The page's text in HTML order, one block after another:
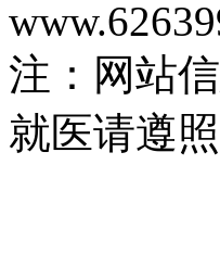
注：网站
就医请遵